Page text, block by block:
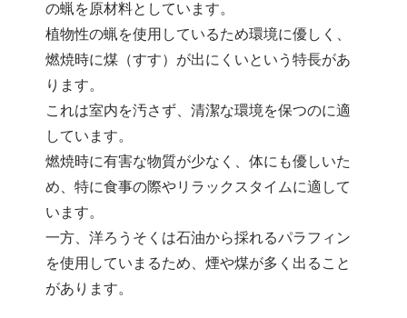
の蝋を原材料としています。
植物性の蝋を使用しているため環境に優しく、
燃焼時に煤（すす）が出にくいという特長があ
ります。
これは室内を汚さず、清潔な環境を保つのに適
しています。
燃焼時に有害な物質が少なく、体にも優しいた
め、特に食事の際やリラックスタイムに適して
います。
一方、洋ろうそくは石油から採れるパラフィン
を使用していまるため、煙や煤が多く出ること
があります。